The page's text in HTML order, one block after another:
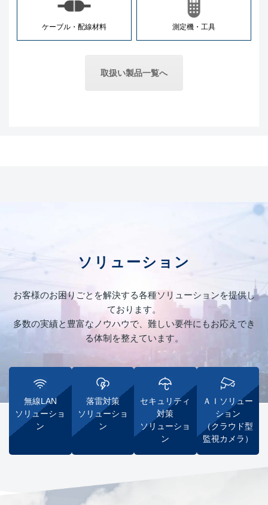
ケーブル・配線材料 測定機・工具
取扱い製品一覧へ
ソリューション
お客様のお困りごとを解決する各種ソリューションを提供し
ております。
多数の実績と豊富なノウハウで、難しい要件にもお応えでき
る体制を整えています。
無線LAN
ソリューショ
ン
落雷対策
ソリューショ
ン
セキュリティ
対策
ソリューショ
ン
ＡＩソリュー
ション
（クラウド型
監視カメラ）